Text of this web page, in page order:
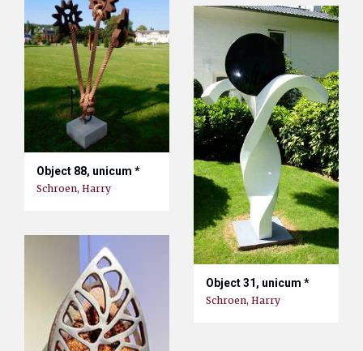
Object 88, unicum *
Schroen, Harry
Object 31, unicum *
Schroen, Harry